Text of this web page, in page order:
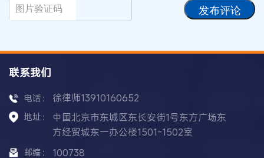
发布评论
联系我们
电话： 徐律师13910160652
地址：
中国北京市东城区东长安街1号东方广场东
方经贸城东一办公楼1501-1502室
邮编： 100738